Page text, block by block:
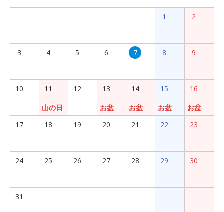
1 2
3 4 5 6 7 8 9
10
11
山の日
12
13
お盆
14
お盆
15
お盆
16
お盆
17
18 19 20 21 22 23
24 25 26 27 28 29 30
31